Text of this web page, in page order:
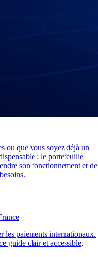
ou que vous soyez déjà un
: le portefeuille
son fonctionnement et de
les paiements internationaux.
guide clair et accessible,